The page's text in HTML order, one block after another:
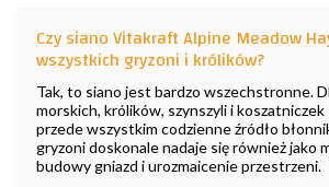
Czy siano Vitakraft Alpine Meadow
wszystkich gryzoni i królików?
Tak, to siano jest bardzo wszechstronne.
morskich, królików, szynszyli i
przede wszystkim codzienne źródło
gryzoni doskonale nadaje się również jako
budowy gniazd i urozmaicenie przestrzeni.